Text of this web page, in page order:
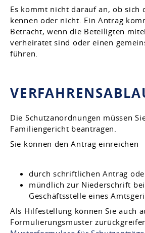
Es kommt nicht darauf an, ob sich
kennen oder nicht. Ein Antrag
Betracht, wenn die Beteiligten
verheiratet sind oder einen
führen.
Die Schutzanordnungen müssen
Familiengericht beantragen.
Sie können den Antrag einreichen
durch schriftlichen Antrag
mündlich zur Niederschrift
Geschäftsstelle eines
Als Hilfestellung können Sie auch
Formulierungsmuster